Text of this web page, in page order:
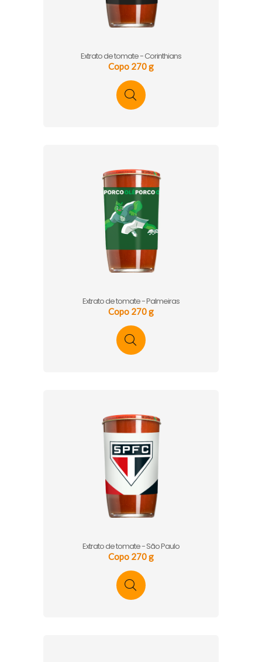
Extrato de tomate - Corinthians
Copo 270 g
Extrato de tomate - Palmeiras
Copo 270 g
Extrato de tomate - São Paulo
Copo 270 g